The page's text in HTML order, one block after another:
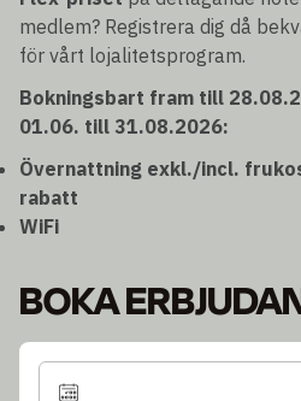
medlem? Registrera dig då
för vårt lojalitetsprogram.
Bokningsbart fram till
01.06. till 31.08.2026:
Övernattning exkl./incl.
rabatt
WiFi
BOKA